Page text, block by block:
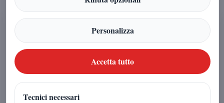
Il Libro Triangolare di Saint-
Germain e il Sigillo Misterioso
22 dicembre 2025
Personalizza
Accetta tutto
Tecnici necessari